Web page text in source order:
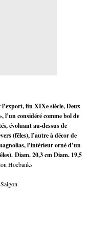
fin XIXe siècle, Deux
l’un considéré comme bol de
évoluant au-dessus de
(fêles), l’autre à décor de
l’intérieur orné d’un
Diam. 20,3 cm Diam. 19,5
Hoebanks